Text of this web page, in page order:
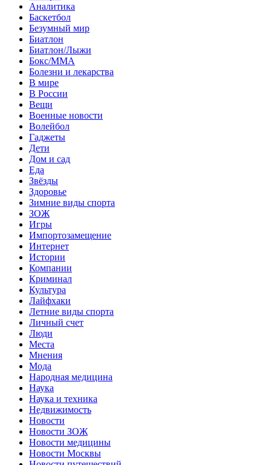
Аналитика
Баскетбол
Безумный мир
Биатлон
Биатлон/Лыжи
Бокс/MMA
Болезни и лекарства
В мире
В России
Вещи
Военные новости
Волейбол
Гаджеты
Дети
Дом и сад
Еда
Звёзды
Здоровье
Зимние виды спорта
ЗОЖ
Игры
Импортозамещение
Интернет
Истории
Компании
Криминал
Культура
Лайфхаки
Летние виды спорта
Личный счет
Люди
Места
Мнения
Мода
Народная медицина
Наука
Наука и техника
Недвижимость
Новости
Новости ЗОЖ
Новости медицины
Новости Москвы